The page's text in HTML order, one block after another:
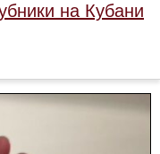
на Кубани